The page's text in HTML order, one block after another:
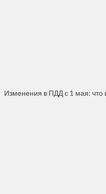
Изменения в ПДД с 1 мая: что